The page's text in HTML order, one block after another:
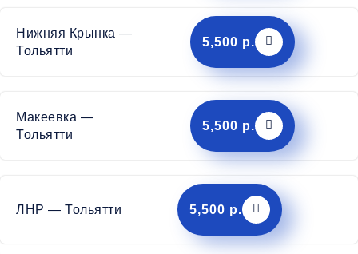
Нижняя Крынка —
Тольятти
5,500 р.
Макеевка —
Тольятти
5,500 р.
ЛНР — Тольятти 5,500 р.